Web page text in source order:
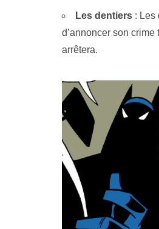
Les dentiers : Les
d’annoncer son
arrêtera.